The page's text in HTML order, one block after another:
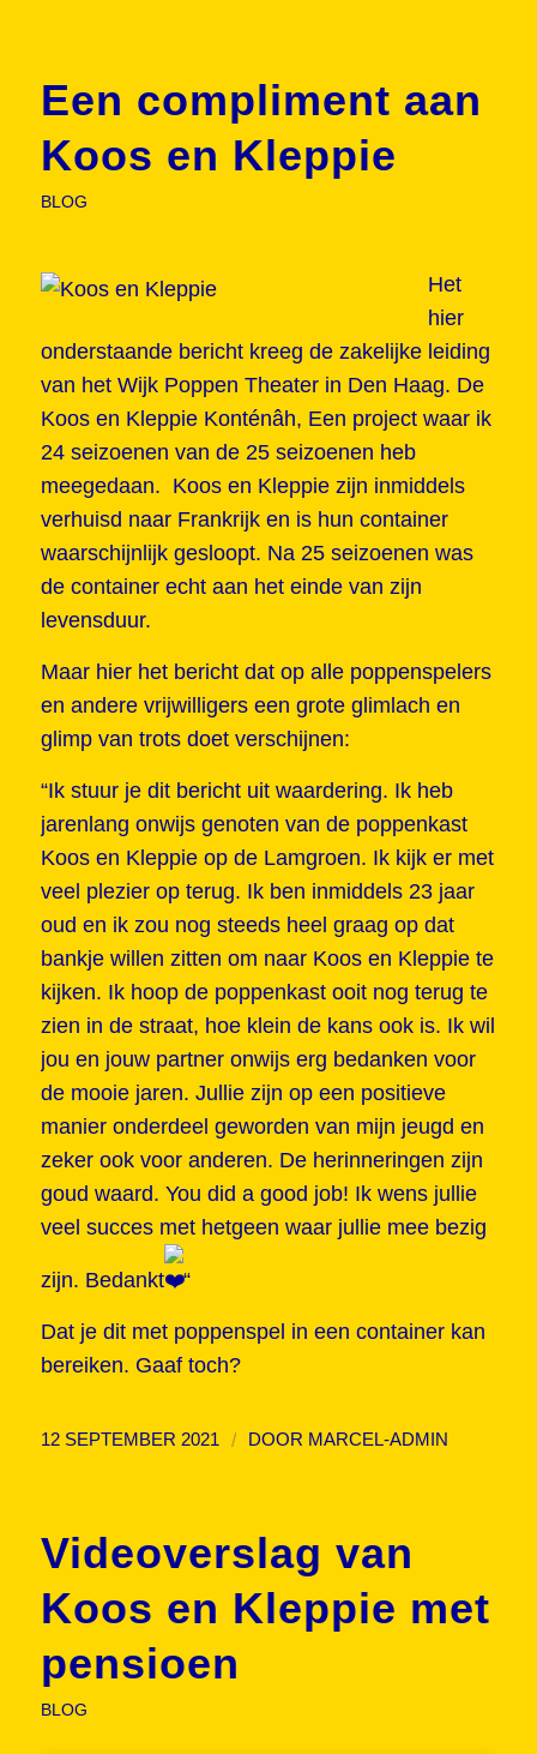
Een compliment aan
Koos en Kleppie
BLOG
Het
hier
onderstaande bericht kreeg de zakelijke leiding
van het Wijk Poppen Theater in Den Haag. De
Koos en Kleppie Konténâh, Een project waar ik
24 seizoenen van de 25 seizoenen heb
meegedaan. Koos en Kleppie zijn inmiddels
verhuisd naar Frankrijk en is hun container
waarschijnlijk gesloopt. Na 25 seizoenen was
de container echt aan het einde van zijn
levensduur.
Maar hier het bericht dat op alle poppenspelers
en andere vrijwilligers een grote glimlach en
glimp van trots doet verschijnen:
“Ik stuur je dit bericht uit waardering. Ik heb
jarenlang onwijs genoten van de poppenkast
Koos en Kleppie op de Lamgroen. Ik kijk er met
veel plezier op terug. Ik ben inmiddels 23 jaar
oud en ik zou nog steeds heel graag op dat
bankje willen zitten om naar Koos en Kleppie te
kijken. Ik hoop de poppenkast ooit nog terug te
zien in de straat, hoe klein de kans ook is. Ik wil
jou en jouw partner onwijs erg bedanken voor
de mooie jaren. Jullie zijn op een positieve
manier onderdeel geworden van mijn jeugd en
zeker ook voor anderen. De herinneringen zijn
goud waard. You did a good job! Ik wens jullie
veel succes met hetgeen waar jullie mee bezig
zijn. Bedankt “
Dat je dit met poppenspel in een container kan
bereiken. Gaaf toch?
12 SEPTEMBER 2021 / DOOR MARCEL-ADMIN
Videoverslag van
Koos en Kleppie met
pensioen
BLOG